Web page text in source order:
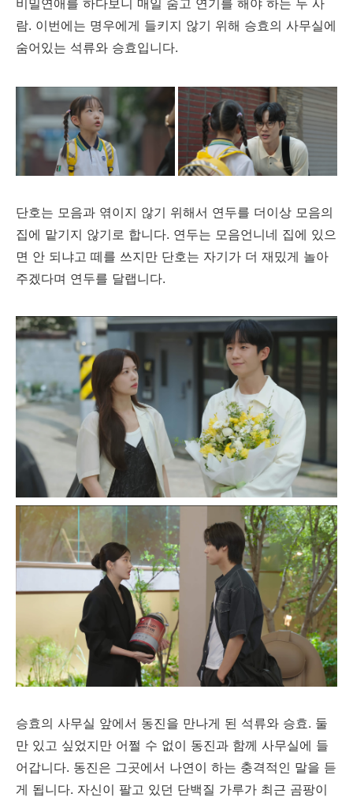
람. 이번에는 명우에게 들키지 않기 위해 승효의 사무실에
숨어있는 석류와 승효입니다.
단호는 모음과 엮이지 않기 위해서 연두를 더이상 모음의
집에 맡기지 않기로 합니다. 연두는 모음언니네 집에 있으
면 안 되냐고 떼를 쓰지만 단호는 자기가 더 재밌게 놀아
주겠다며 연두를 달랩니다.
승효의 사무실 앞에서 동진을 만나게 된 석류와 승효. 둘
만 있고 싶었지만 어쩔 수 없이 동진과 함께 사무실에 들
어갑니다. 동진은 그곳에서 나연이 하는 충격적인 말을 듣
게 됩니다. 자신이 팔고 있던 단백질 가루가 최근 곰팡이